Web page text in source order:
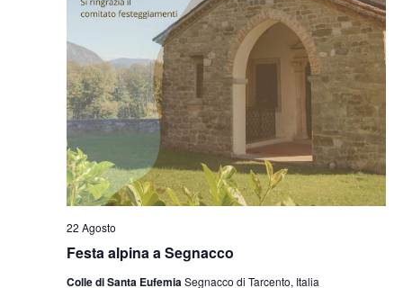
Festa alpina a Segnacco
22 Agosto
Colle di Santa EufemiaSegnacco di Tarcento, Italia